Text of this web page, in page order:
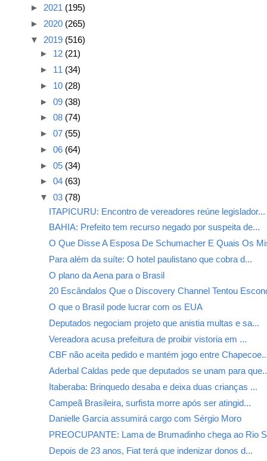
► 2021 (195)
► 2020 (265)
▼ 2019 (516)
► 12 (21)
► 11 (34)
► 10 (28)
► 09 (38)
► 08 (74)
► 07 (55)
► 06 (64)
► 05 (34)
► 04 (63)
▼ 03 (78)
ITAPICURU: Encontro de vereadores reúne legislador...
BAHIA: Prefeito tem recurso negado por suspeita de...
O Que Disse A Esposa De Schumacher E Quais Os
Para além da suíte: O hotel paulistano que cobra d...
O plano da Aena para o Brasil
20 Escândalos Que o Discovery Channel Tentou
O que o Brasil pode lucrar com os EUA
Deputados negociam projeto que anistia multas e sa...
Vereadora acusa prefeitura de proibir vistoria em ...
CBF não aceita pedido e mantém jogo entre
Aderbal Caldas pede que deputados se unam para
Itaberaba: Brinquedo desaba e deixa duas crianças ...
Campeã Brasileira, surfista morre após ser atingid...
Danielle Garcia assumirá cargo com Sérgio Moro
PREOCUPANTE: Lama de Brumadinho chega ao Rio
Depois de 23 anos, Fiat terá que indenizar donos d...